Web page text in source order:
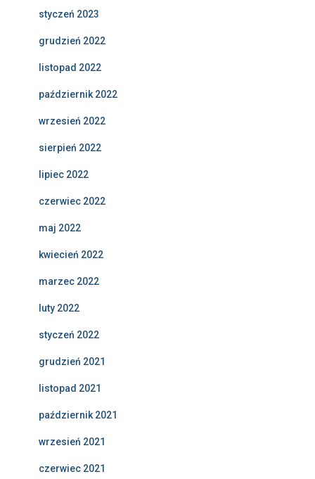
styczeń 2023
grudzień 2022
listopad 2022
październik 2022
wrzesień 2022
sierpień 2022
lipiec 2022
czerwiec 2022
maj 2022
kwiecień 2022
marzec 2022
luty 2022
styczeń 2022
grudzień 2021
listopad 2021
październik 2021
wrzesień 2021
czerwiec 2021